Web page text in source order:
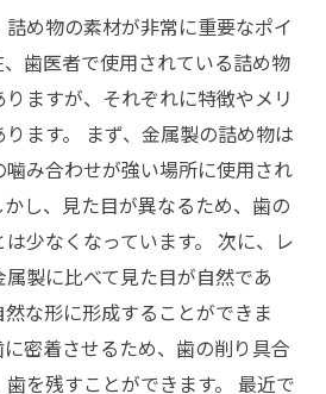
め物の素材が非常に重要なポイ
歯医者で使用されている詰め物
ますが、それぞれに特徴やメリ
ます。 まず、金属製の詰め物は
み合わせが強い場所に使用され
し、見た目が異なるため、歯の
少なくなっています。 次に、レ
製に比べて見た目が自然であ
な形に形成することができま
密着させるため、歯の削り具合
を残すことができます。 最近で